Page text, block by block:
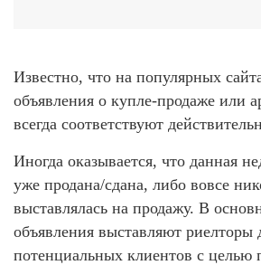
Известно, что на популярных
объявления о купле-продаже или
всегда соответствуют
Иногда оказывается, что данная
уже продана/сдана, либо вовсе
выставлялась на продажу. В
объявления выставляют риелторы
потенциальных клиентов с целью